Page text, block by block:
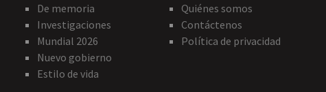
De memoria
Investigaciones
Mundial 2026
Nuevo gobierno
Estilo de vida
Quiénes somos
Contáctenos
Política de privacidad